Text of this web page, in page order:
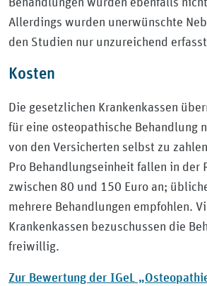
Allerdings wurden unerwünschte
den Studien nur unzureichend
Kosten
Die gesetzlichen Krankenkassen
für eine osteopathische Behandlung
von den Versicherten selbst zu
Pro Behandlungseinheit fallen in der
zwischen 80 und 150 Euro an;
mehrere Behandlungen empfohlen.
Krankenkassen bezuschussen die
freiwillig.
Zur Bewertung der IGeL